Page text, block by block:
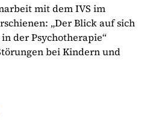
mit dem IVS im
„Der Blick auf sich
der Psychotherapie“
bei Kindern und